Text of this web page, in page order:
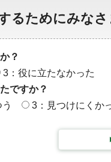
るためにみな
？
3：役に立たなかった
ですか？
3：見つけにくか